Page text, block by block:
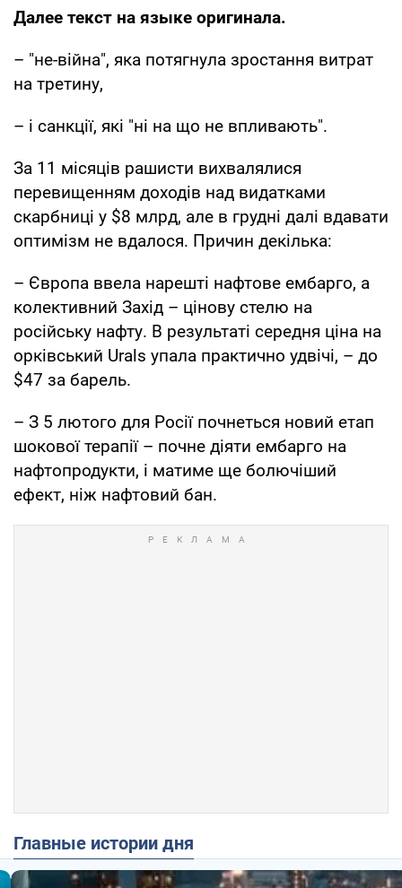
Далее текст на языке оригинала.
– "не-війна", яка потягнула зростання витрат
на третину,
– і санкції, які "ні на що не впливають".
За 11 місяців рашисти вихвалялися
перевищенням доходів над видатками
скарбниці у $8 млрд, але в грудні далі вдавати
оптимізм не вдалося. Причин декілька:
– Європа ввела нарешті нафтове ембарго, а
колективний Захід – цінову стелю на
російську нафту. В результаті середня ціна на
орківський Urals упала практично удвічі, – до
$47 за барель.
– З 5 лютого для Росії почнеться новий етап
шокової терапії – почне діяти ембарго на
нафтопродукти, і матиме ще болючіший
ефект, ніж нафтовий бан.
Главные истории дня